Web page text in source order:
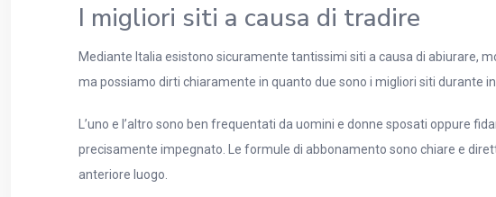
I migliori siti a causa di tradire
Mediante Italia esistono sicuramente tantissimi siti a causa di abiurare,
ma possiamo dirti chiaramente in quanto due sono i migliori siti durante
L’uno e l’altro sono ben frequentati da uomini e donne sposati oppure
precisamente impegnato. Le formule di abbonamento sono chiare e
anteriore luogo.